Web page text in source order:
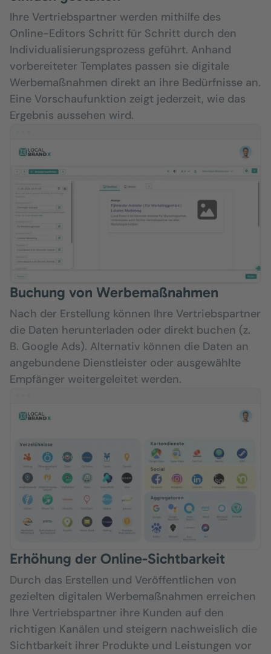
Ihre Vertriebspartner werden mithilfe des
Online-Editors Schritt für Schritt durch den
Individualisierungsprozess geführt. Anhand
vorbereiteter Templates passen sie digitale
Werbemaßnahmen direkt an ihre Bedürfnisse an.
Eine Vorschaufunktion zeigt jederzeit, wie das
Ergebnis aussehen wird.
Buchung von Werbemaßnahmen
Nach der Erstellung können Ihre Vertriebspartner
die Daten herunterladen oder direkt buchen (z.
B. Google Ads). Alternativ können die Daten an
angebundene Dienstleister oder ausgewählte
Empfänger weitergeleitet werden.
Erhöhung der Online-Sichtbarkeit
Durch das Erstellen und Veröffentlichen von
gezielten digitalen Werbemaßnahmen erreichen
Ihre Vertriebspartner ihre Kunden auf den
richtigen Kanälen und steigern nachweislich die
Sichtbarkeit ihrer Produkte und Leistungen vor